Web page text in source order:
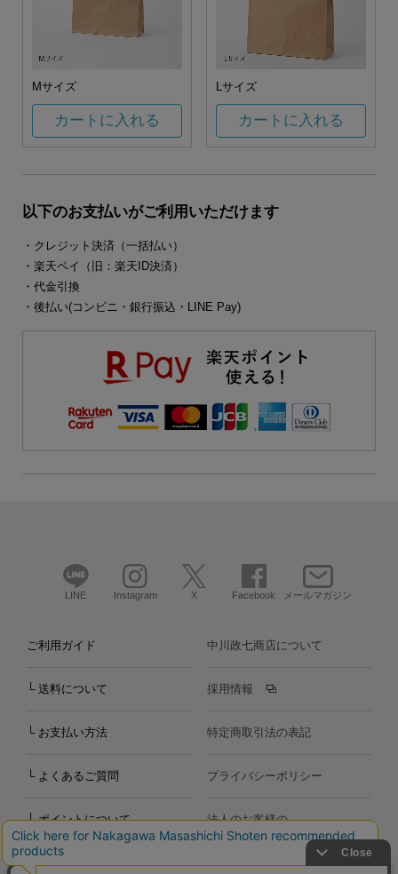
Mサイズ
カートに入れる
Lサイズ
カートに入れる
以下のお支払いがご利用いただけます
・クレジット決済（一括払い）
・楽天ペイ（旧：楽天ID決済）
・代金引換
・後払い(コンビニ・銀行振込・LINE Pay)
LINE Instagram X Facebook メールマガジン
ご利用ガイド
└ 送料について
└ お支払い方法
└ よくあるご質問
└ ポイントについて
個人のお客様の
中川政七商店について
採用情報
特定商取引法の表記
プライバシーポリシー
法人のお客様の
お問い合わせ